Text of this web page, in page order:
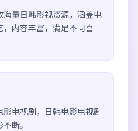
海量日韩影视资源，涵盖电
内容丰富，满足不同喜
电视剧， 日韩电影电视剧
断。